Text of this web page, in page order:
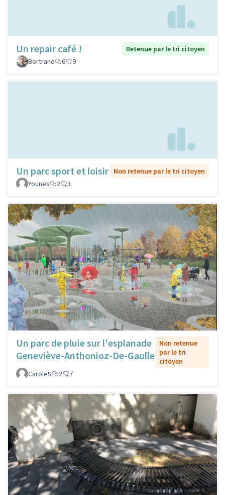
Un repair café !
Retenue par le tri citoyen
Bertrand
6 9
Un parc sport et loisir
Non retenue par le tri citoyen
Younes
2 3
Un parc de pluie sur l'esplanade
Geneviève-Anthonioz-De-Gaulle
Non retenue
par le tri
citoyen
CaroleS
2 7